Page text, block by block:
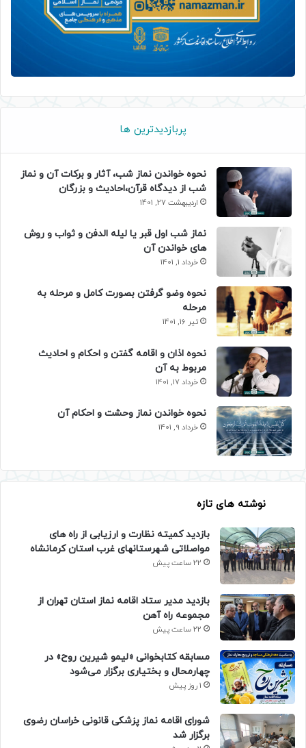
پربازدیدترین ها
نحوه خواندن نماز شب، آثار و برکات آن و نماز
شب از دیدگاه قرآن،احادیث و بزرگان
اردیبهشت 27, 1401
نماز شب اول قبر یا لیله الدفن و ثواب و روش
های خواندن آن
خرداد 1, 1401
نحوه وضو گرفتن بصورت کامل و مرحله به
مرحله
تیر 16, 1401
نحوه اذان و اقامه گفتن و احکام و احادیث
مربوط به آن
خرداد 17, 1401
نحوه خواندن نماز وحشت و احکام آن
خرداد 9, 1401
نوشته های تازه
بازدید کمیته نظارت و ارزیابی از راه های
مواصلاتی شهرستانهای غرب استان کرمانشاه
22 ساعت پیش
بازدید مدیر ستاد اقامه نماز استان تهران از
مجموعه راه آهن
22 ساعت پیش
مسابقه کتابخوانی «لیمو شیرین روح» در
چهارمحال و بختیاری برگزار می‌شود
1 روز پیش
شورای اقامه نماز پزشکی قانونی خراسان رضوی
برگزار شد